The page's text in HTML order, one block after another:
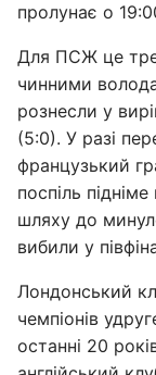
пролунає о
Для ПСЖ це
чинними
рознесли у
(5:0). У разі
французький
поспіль
шляху до
вибили у
Лондонський
чемпіонів
останні 20